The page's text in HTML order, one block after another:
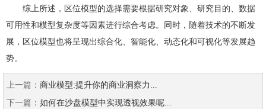
综上所述，区位模型的选择需要根据研究对象、研究目的、数据
可用性和模型复杂度等因素进行综合考虑。同时，随着技术的不断发
展，区位模型也将呈现出综合化、智能化、动态化和可视化等发展趋
势。
上一篇： 商业模型:提升你的商业洞察力...
下一篇： 如何在沙盘模型中实现透视效果呢...